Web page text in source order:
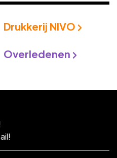
Drukkerij NIVO
Overledenen